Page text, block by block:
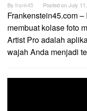
By frank45 Posted onJuly
Frankenstein45.com
membuat kolase foto
Artist Pro adalah
wajah Anda menjadi